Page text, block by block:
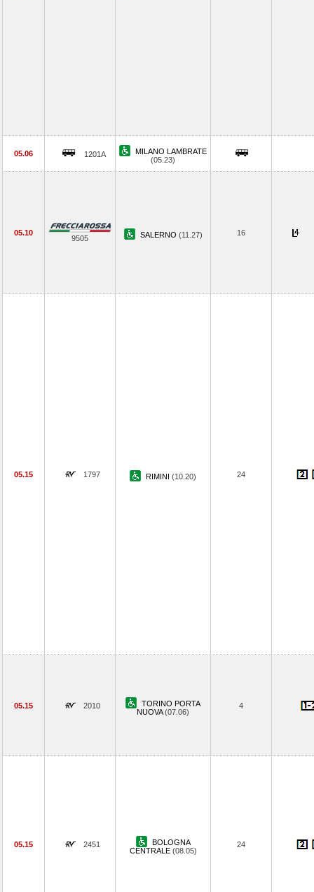
05.06 1201A
MILANO LAMBRATE
(05.23)
05.10
9505 SALERNO (11.27) 16
05.15 1797 RIMINI (10.20) 24
05.15 2010
TORINO PORTA
NUOVA(07.06)
4
05.15 2451
BOLOGNA
CENTRALE (08.05)
24